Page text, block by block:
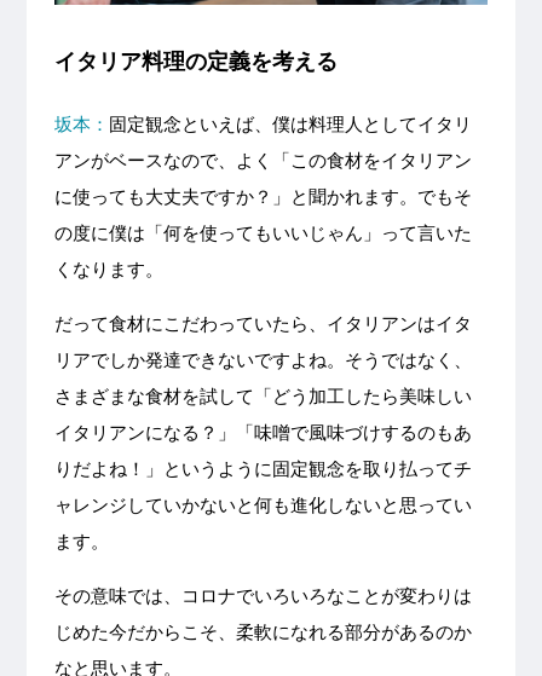
イタリア料理の定義を考える
坂本： 固定観念といえば、僕は料理人としてイタリ
アンがベースなので、よく「この食材をイタリアン
に使っても大丈夫ですか？」と聞かれます。でもそ
の度に僕は「何を使ってもいいじゃん」って言いた
くなります。
だって食材にこだわっていたら、イタリアンはイタ
リアでしか発達できないですよね。そうではなく、
さまざまな食材を試して「どう加工したら美味しい
イタリアンになる？」「味噌で風味づけするのもあ
りだよね！」というように固定観念を取り払ってチ
ャレンジしていかないと何も進化しないと思ってい
ます。
その意味では、コロナでいろいろなことが変わりは
じめた今だからこそ、柔軟になれる部分があるのか
なと思います。